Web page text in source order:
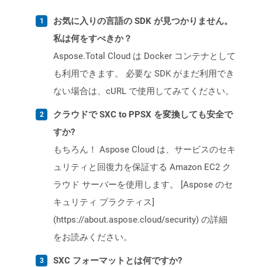
お気に入りの言語の SDK が見つかりません。
私は何をすべきか？
Aspose.Total Cloud は Docker コンテナとして
も利用できます。 必要な SDK がまだ利用でき
ない場合は、cURL で使用してみてください。
クラウドで SXC to PPSX を変換しても安全で
すか?
もちろん！ Aspose Cloud は、サービスのセキ
ュリティと回復力を保証する Amazon EC2 ク
ラウド サーバーを使用します。 [Aspose のセ
キュリティ プラクティス]
(https://about.aspose.cloud/security) の詳細
をお読みください。
SXC フォーマットとは何ですか?